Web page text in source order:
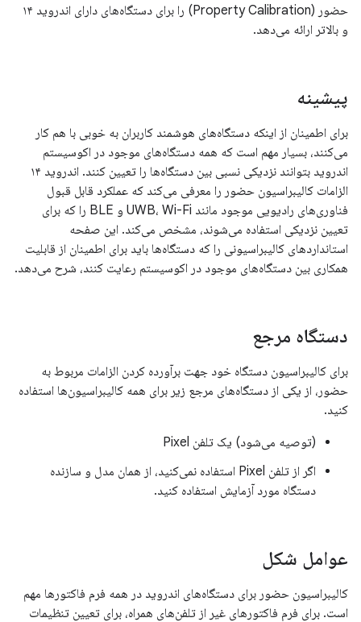
حضور (Property Calibration) را برای دستگاه‌های دارای اندروید ۱۴
و بالاتر ارائه می‌دهد.
پیشینه
برای اطمینان از اینکه دستگاه‌های هوشمند کاربران به خوبی با هم کار
می‌کنند، بسیار مهم است که همه دستگاه‌های موجود در اکوسیستم
اندروید بتوانند نزدیکی نسبی بین دستگاه‌ها را تعیین کنند. اندروید ۱۴
الزامات کالیبراسیون حضور را معرفی می‌کند که عملکرد قابل قبول
فناوری‌های رادیویی موجود مانند UWB، Wi-Fi و BLE را که برای
تعیین نزدیکی استفاده می‌شوند، مشخص می‌کند. این صفحه
استانداردهای کالیبراسیونی را که دستگاه‌ها باید برای اطمینان از قابلیت
همکاری بین دستگاه‌های موجود در اکوسیستم رعایت کنند، شرح می‌دهد.
دستگاه مرجع
برای کالیبراسیون دستگاه خود جهت برآورده کردن الزامات مربوط به
حضور، از یکی از دستگاه‌های مرجع زیر برای همه کالیبراسیون‌ها استفاده
کنید.
(توصیه می‌شود) یک تلفن Pixel
اگر از تلفن Pixel استفاده نمی‌کنید، از همان مدل و سازنده
دستگاه مورد آزمایش استفاده کنید.
عوامل شکل
کالیبراسیون حضور برای دستگاه‌های اندروید در همه فرم فاکتورها مهم
است. برای فرم فاکتورهای غیر از تلفن‌های همراه، برای تعیین تنظیمات